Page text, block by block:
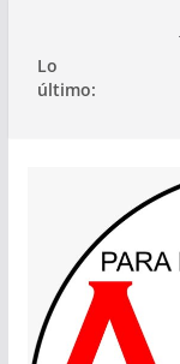
contenido
Lo
último: